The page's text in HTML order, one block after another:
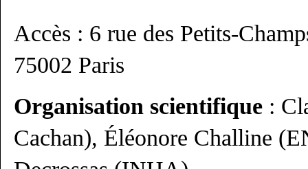
Accès : 6 rue des Petits-
75002 Paris
Organisation scientifique :
Cachan), Éléonore Challine